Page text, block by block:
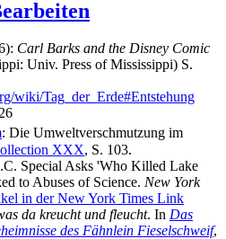
Carl Barks and the Disney Comic
Univ. Press of Mississippi) S.
wiki/Tag_der_Erde#Entstehung
: Die Umweltverschmutzung im
XXX, S. 103.
Special Asks 'Who Killed Lake
to Abuses of Science. New York
in der New York Times Link
da kreucht und fleucht. In Das
des Fähnlein Fieselschweif,